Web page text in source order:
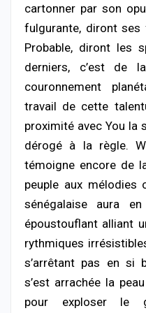
cartonner par son
fulgurante, diront ses
Probable, diront les
derniers, c’est de
couronnement
travail de cette
proximité avec You la
dérogé à la règle.
témoigne encore de
peuple aux mélodies
sénégalaise aura
époustouflant alliant
rythmiques
s’arrêtant pas en si
s’est arrachée la
pour exploser le